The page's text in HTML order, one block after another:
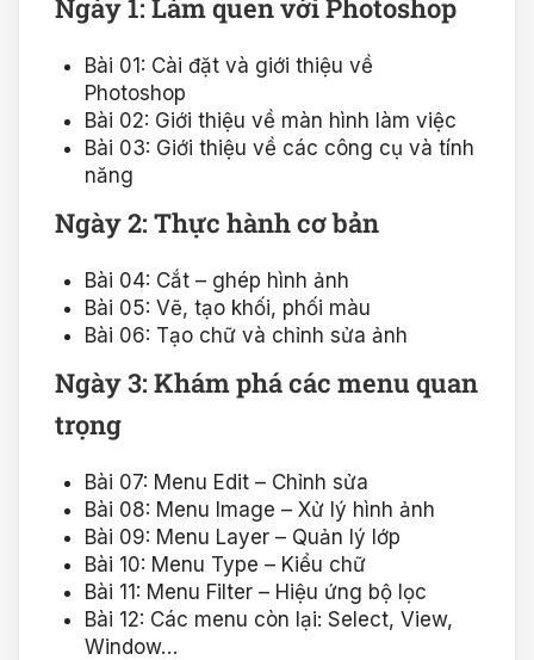
Ngày 1: Làm quen với Photoshop
Bài 01: Cài đặt và giới thiệu về
Photoshop
Bài 02: Giới thiệu về màn hình làm việc
Bài 03: Giới thiệu về các công cụ và tính
năng
Ngày 2: Thực hành cơ bản
Bài 04: Cắt – ghép hình ảnh
Bài 05: Vẽ, tạo khối, phối màu
Bài 06: Tạo chữ và chỉnh sửa ảnh
Ngày 3: Khám phá các menu quan
trọng
Bài 07: Menu Edit – Chỉnh sửa
Bài 08: Menu Image – Xử lý hình ảnh
Bài 09: Menu Layer – Quản lý lớp
Bài 10: Menu Type – Kiểu chữ
Bài 11: Menu Filter – Hiệu ứng bộ lọc
Bài 12: Các menu còn lại: Select, View,
Window…